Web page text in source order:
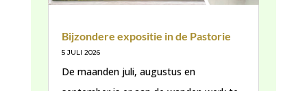
Bijzondere expositie in de Pastorie
5 JULI 2026
De maanden juli, augustus en